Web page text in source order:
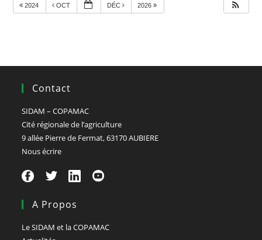
2024 OCT DÉC 2026
Contact
SIDAM – COPAMAC
Cité régionale de l’agriculture
9 allée Pierre de Fermat, 63170 AUBIERE
Nous écrire
A Propos
Le SIDAM et la COPAMAC